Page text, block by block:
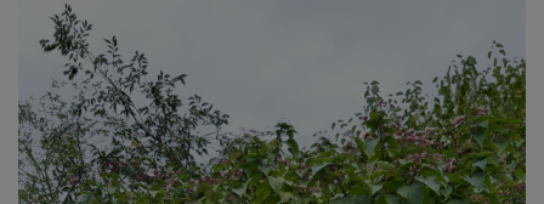
podmioty przetwarzające jak kancelaria prawna,
firmy windykacyjne, firmy kurierskie
i transportowe tylko i wyłącznie w celu
realizacji umów Administrator nie zamierza
przekazywać danych osobowych do innych firm
w celach komercyjnych.
Posiadają Państwo prawo do: